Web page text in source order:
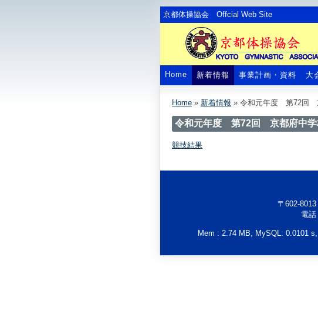
京都体操協会 Offcial Web Site
Home 新着情報 事業計画・資料 大
Home » 新着情報 » 令和元年度 第72回
令和元年度 第72回 京都府中学
競技結果
〒602-
電
Mem : 2.74 MB, MySQL: 0.0101